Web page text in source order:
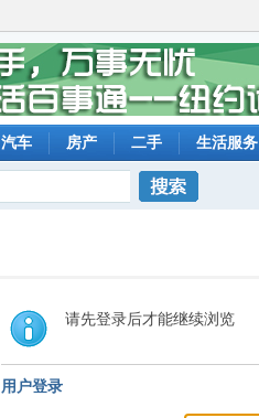
汽车 房产 二手 生活服务
请先登录后才能继续浏览
用户登录